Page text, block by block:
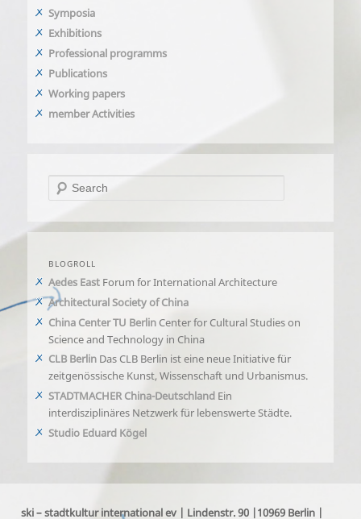
Symposia
Exhibitions
Professional programms
Publications
Working papers
member Activities
Search
BLOGROLL
Aedes East Forum for International Architecture
Architectural Society of China
China Center TU BerlinCenter for Cultural Studies on
Science and Technology in China
CLB Berlin Das CLB Berlin ist eine neue Initiative für
zeitgenössische Kunst, Wissenschaft und Urbanismus.
STADTMACHER China-Deutschland Ein
interdisziplinäres Netzwerk für lebenswerte Städte.
Studio Eduard Kögel
ski – stadtkultur international ev | Lindenstr. 90 |10969 Berlin |